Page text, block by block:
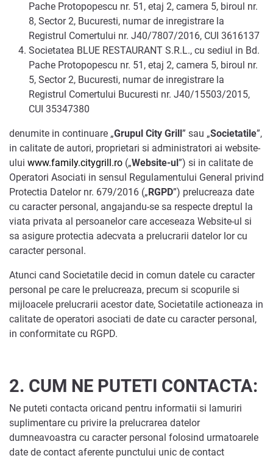
Pache Protopopescu nr. 51, etaj 2, camera 5, biroul nr.
8, Sector 2, Bucuresti, numar de inregistrare la
Registrul Comertului nr. J40/7807/2016, CUI 3616137
Societatea BLUE RESTAURANT S.R.L., cu sediul in Bd.
Pache Protopopescu nr. 51, etaj 2, camera 5, biroul nr.
5, Sector 2, Bucuresti, numar de inregistrare la
Registrul Comertului Bucuresti nr. J40/15503/2015,
CUI 35347380
denumite in continuare „Grupul City Grill” sau „Societatile”,
in calitate de autori, proprietari si administratori ai website-
ului www.family.citygrill.ro („Website-ul”) si in calitate de
Operatori Asociati in sensul Regulamentului General privind
Protectia Datelor nr. 679/2016 („RGPD”) prelucreaza date
cu caracter personal, angajandu-se sa respecte dreptul la
viata privata al persoanelor care acceseaza Website-ul si
sa asigure protectia adecvata a prelucrarii datelor lor cu
caracter personal.
Atunci cand Societatile decid in comun datele cu caracter
personal pe care le prelucreaza, precum si scopurile si
mijloacele prelucrarii acestor date, Societatile actioneaza in
calitate de operatori asociati de date cu caracter personal,
in conformitate cu RGPD.
2. CUM NE PUTETI CONTACTA:
Ne puteti contacta oricand pentru informatii si lamuriri
suplimentare cu privire la prelucrarea datelor
dumneavoastra cu caracter personal folosind urmatoarele
date de contact aferente punctului unic de contact